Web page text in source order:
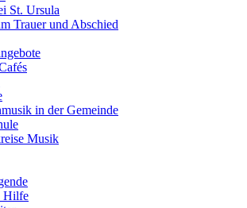
St. Ursula
Trauer und Abschied
in der Gemeinde
Musik
Hilfe